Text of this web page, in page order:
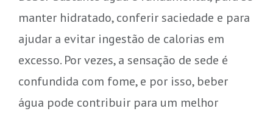
manter hidratado, conferir saciedade e para
ajudar a evitar ingestão de calorias em
excesso. Por vezes, a sensação de sede é
confundida com fome, e por isso, beber
água pode contribuir para um melhor